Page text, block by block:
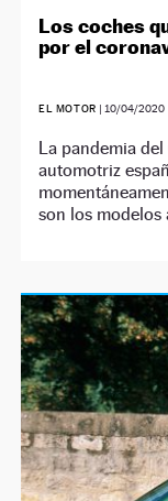
Los coches
por el
EL MOTOR | 10/04/2020
La pandemia
automotriz
son los modelos